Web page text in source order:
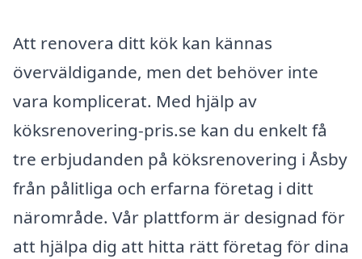
Att renovera ditt kök kan kännas
överväldigande, men det behöver inte
vara komplicerat. Med hjälp av
köksrenovering-pris.se kan du enkelt få
tre erbjudanden på köksrenovering i Åsby
från pålitliga och erfarna företag i ditt
närområde. Vår plattform är designad för
att hjälpa dig att hitta rätt företag för dina